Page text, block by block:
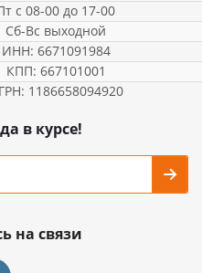
с 08-00 до 17-00
Сб-Вс выходной
ИНН: 6671091984
КПП: 667101001
1186658094920
в курсе!
на связи